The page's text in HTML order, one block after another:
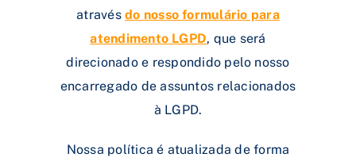
atravésdo nosso formulário para
atendimento LGPD, que será
direcionado e respondido pelo nosso
encarregado de assuntos relacionados
à LGPD.
Nossa política é atualizada de forma